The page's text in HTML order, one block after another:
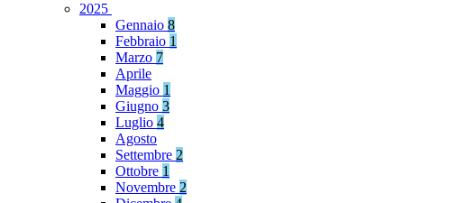
2025
Gennaio 8
Febbraio 1
Marzo 7
Aprile
Maggio 1
Giugno 3
Luglio 4
Agosto
Settembre 2
Ottobre 1
Novembre 2